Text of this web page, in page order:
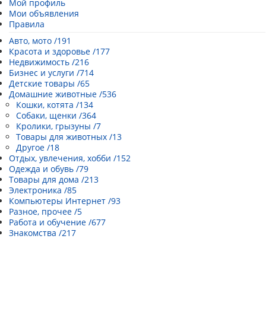
Погода Эстонии
Открытки
Каталог сайтов
| Регистрация |
Мой профиль
Мои объявления
Правила
Авто, мото /191
Красота и здоровье /177
Недвижимость /216
Бизнес и услуги /714
Детские товары /65
Домашние животные /536
Кошки, котята /134
Собаки, щенки /364
Кролики, грызуны /7
Товары для животных /13
Другое /18
Отдых, увлечения, хобби /152
Одежда и обувь /79
Товары для дома /213
Электроника /85
Компьютеры Интернет /93
Разное, прочее /5
Работа и обучение /677
Знакомства /217